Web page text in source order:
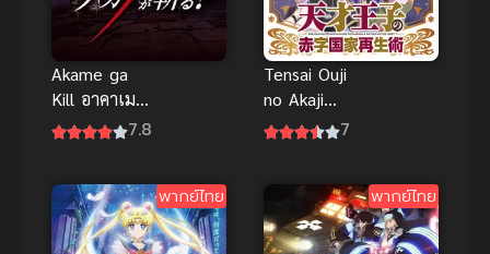
Akame ga
Kill อาคาเมะ
สวยสังหาร7.8
Tensai Ouji
no Akaji
Kokka Saisei
ขายชาติเลย
แล้วกัน!
7
พากย์ไทย พากย์ไทย